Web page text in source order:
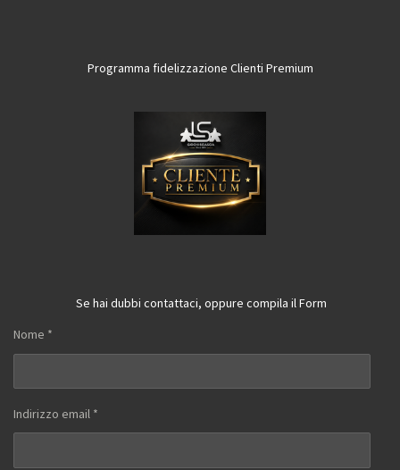
Programma fidelizzazione Clienti Premium
Se hai dubbi contattaci, oppure compila il Form
Nome *
Indirizzo email *